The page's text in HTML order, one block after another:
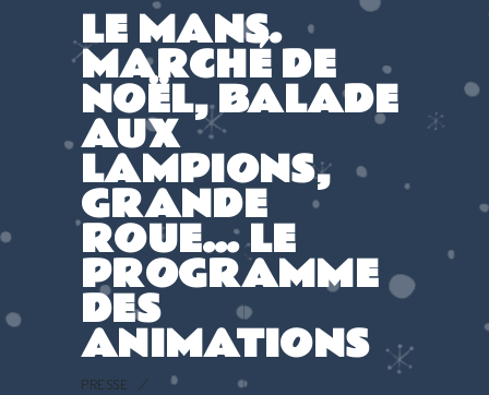
LE MANS.
MARCHÉ DE
NOËL, BALADE
AUX
LAMPIONS,
GRANDE
ROUE… LE
PROGRAMME
DES
ANIMATIONS
PRESSE